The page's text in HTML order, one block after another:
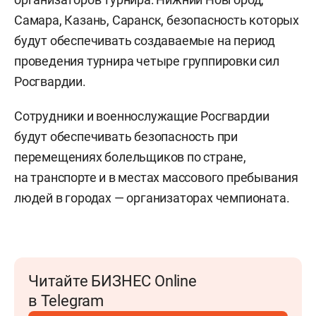
Самара, Казань, Саранск, безопасность которых
будут обеспечивать создаваемые на период
проведения турнира четыре группировки сил
Росгвардии.
Сотрудники и военнослужащие Росгвардии
будут обеспечивать безопасность при
перемещениях болельщиков по стране,
на транспорте и в местах массового пребывания
людей в городах — организаторах чемпионата.
Читайте БИЗНЕС Online
в Telegram